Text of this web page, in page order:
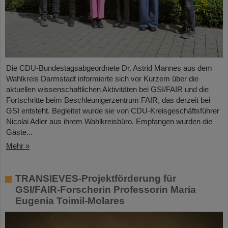
Die CDU-Bundestagsabgeordnete Dr. Astrid Mannes aus dem
Wahlkreis Darmstadt informierte sich vor Kurzem über die
aktuellen wissenschaftlichen Aktivitäten bei GSI/FAIR und die
Fortschritte beim Beschleunigerzentrum FAIR, das derzeit bei
GSI entsteht. Begleitet wurde sie von CDU-Kreisgeschäftsführer
Nicolai Adler aus ihrem Wahlkreisbüro. Empfangen wurden die
Gäste...
Mehr »
TRANSIEVES-Projektförderung für
GSI/FAIR-Forscherin Professorin María
Eugenia Toimil-Molares